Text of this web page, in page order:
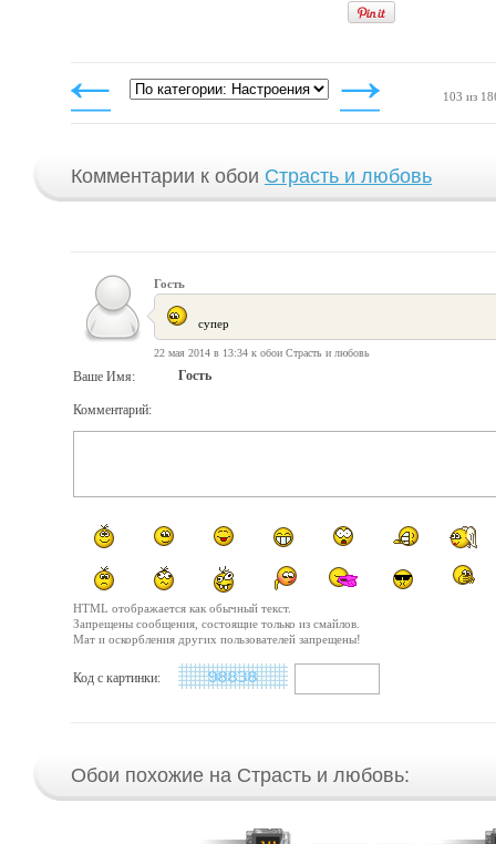
1400x1050
1600x1200
103 из
Комментарии к обои Страсть и любовь
Гость
супер
22 мая 2014 в 13:34 к обои Страсть и любовь
Ваше Имя: Гость
Комментарий:
HTML отображается как обычный текст.
Запрещены сообщения, состоящие только из смайлов.
Мат и оскорбления других пользователей запрещены!
Код с картинки:
Обои похожие на Страсть и любовь: